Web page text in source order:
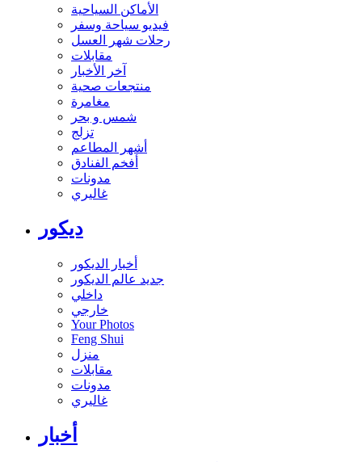
الأماكن السياحية
فيديو سياحة وسفر
رحلات شهر العسل
مقابلات
آخر الأخبار
منتجعات صحية
مغامرة
شمس و بحر
تزلج
أشهر المطاعم
أفخم الفنادق
مدونات
غاليري
ديكور
أخبار الديكور
جديد عالم الديكور
داخلي
خارجي
Your Photos
Feng Shui
منزل
مقابلات
مدونات
غاليري
أخبار